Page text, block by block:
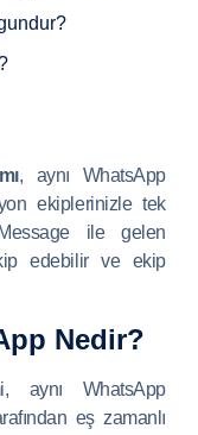
, aynı WhatsApp
ekiplerinizle tek
ile gelen
edebilir ve ekip
Nedir?
aynı WhatsApp
eş zamanlı